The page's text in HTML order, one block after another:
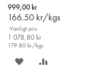
x 12-pack (Större 500g
förpackning)
999,00 kr
166.50 kr/kgs
Vanligt pris
1 078,80 kr
179.80 kr/kgs
SPARA